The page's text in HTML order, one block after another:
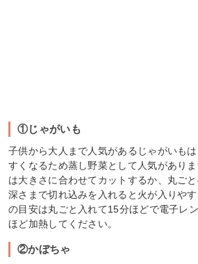
①じゃがいも
子供から大人まで人気があるじゃがいも
すくなるため蒸し野菜として人気があり
は大きさに合わせてカットするか、丸ご
深さまで切れ込みを入れると火が入りや
の目安は丸ごと入れて15分ほどで電子レ
ほど加熱してください。
②かぼちゃ